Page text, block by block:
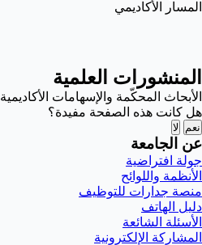
المسار الأكاديمي
المنشورات العلمية
الأبحاث المحكّمة والإسهامات الأكاديمية
هل كانت هذه الصفحة مفيدة؟
نعم لا
عن الجامعة
جولة افتراضية
الأنظمة واللوائح
منصة جدارات للتوظيف
دليل الهاتف
الأسئلة الشائعة
المشاركة الإلكترونية